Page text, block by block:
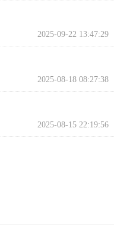
2025-09-22 13:47:29
2025-08-18 08:27:38
2025-08-15 22:19:56